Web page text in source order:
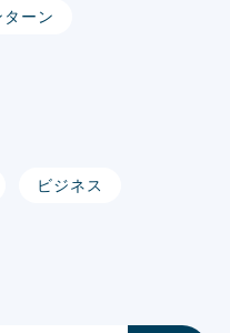
ターン
ビジネス